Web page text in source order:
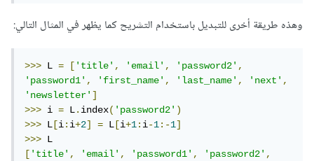
وهذه طريقة أخرى للتبديل باستخدام التشريح كما يظهر في المثال التالي:
>>> L = ['title', 'email', 'password2',
'password1', 'first_name', 'last_name', 'next',
'newsletter']
>>> i = L.index('password2')
>>> L [i:i+2] = L [i+1:i-1:-1]
>>>
['title', 'email', 'password1', 'password2',